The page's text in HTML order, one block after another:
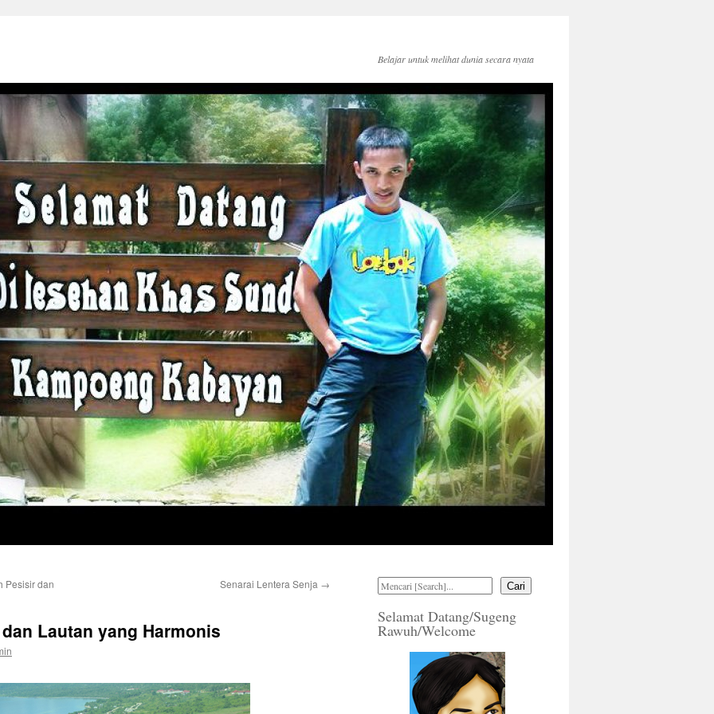
Belajar untuk melihat dunia secara nyata
Pesisir dan
Senarai Lentera Senja →
Lautan yang Harmonis
Cari
Selamat Datang/Sugeng
Rawuh/Welcome